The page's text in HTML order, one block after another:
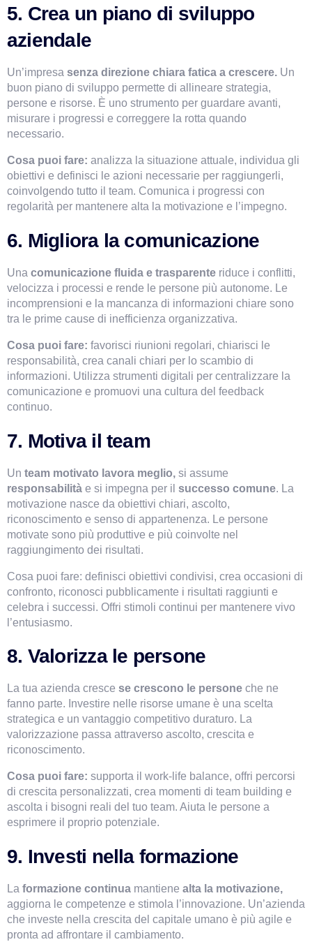
5. Crea un piano di sviluppo
aziendale
Un’impresa senza direzione chiara fatica a crescere. Un
buon piano di sviluppo permette di allineare strategia,
persone e risorse. È uno strumento per guardare avanti,
misurare i progressi e correggere la rotta quando
necessario.
Cosa puoi fare: analizza la situazione attuale, individua gli
obiettivi e definisci le azioni necessarie per raggiungerli,
coinvolgendo tutto il team. Comunica i progressi con
regolarità per mantenere alta la motivazione e l’impegno.
6. Migliora la comunicazione
Una comunicazione fluida e trasparente riduce i conflitti,
velocizza i processi e rende le persone più autonome. Le
incomprensioni e la mancanza di informazioni chiare sono
tra le prime cause di inefficienza organizzativa.
Cosa puoi fare: favorisci riunioni regolari, chiarisci le
responsabilità, crea canali chiari per lo scambio di
informazioni. Utilizza strumenti digitali per centralizzare la
comunicazione e promuovi una cultura del feedback
continuo.
7. Motiva il team
Un team motivato lavora meglio,
responsabilità e si impegna per il successo comune. La
motivazione nasce da obiettivi chiari, ascolto,
riconoscimento e senso di appartenenza. Le persone
motivate sono più produttive e più coinvolte nel
raggiungimento dei risultati.
Cosa puoi fare: definisci obiettivi condivisi, crea occasioni di
confronto, riconosci pubblicamente i risultati raggiunti e
celebra i successi. Offri stimoli continui per mantenere vivo
l’entusiasmo.
8. Valorizza le persone
La tua azienda cresce se crescono le persone che ne
fanno parte. Investire nelle risorse umane è una scelta
strategica e un vantaggio competitivo duraturo. La
valorizzazione passa attraverso ascolto, crescita e
riconoscimento.
Cosa puoi fare: supporta il work-life balance, offri percorsi
di crescita personalizzati, crea momenti di team building e
ascolta i bisogni reali del tuo team. Aiuta le persone a
esprimere il proprio potenziale.
9. Investi nella formazione
La formazione continua mantiene alta la motivazione,
aggiorna le competenze e stimola l’innovazione. Un’azienda
che investe nella crescita del capitale umano è più agile e
pronta ad affrontare il cambiamento.